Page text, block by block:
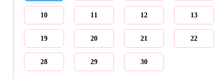
10 11 12 13
19 20 21 22
28 29 30